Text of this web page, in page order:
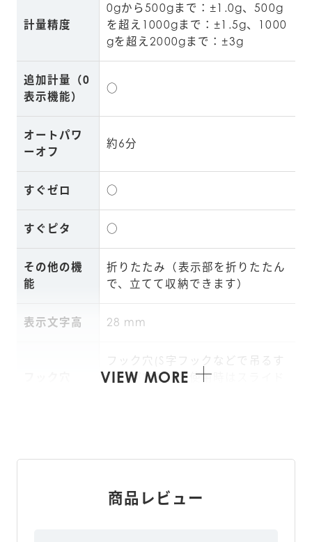
計量精度
0gから500gまで：±1.0g、500g
を超え1000gまで：±1.5g、1000
gを超え2000gまで：±3g
追加計量（0
表示機能）
○
オートパワ
ーオフ
約6分
すぐゼロ ○
すぐピタ ○
その他の機
能
折りたたみ（表示部を折りたたん
で、立てて収納できます）
表示文字高 28 mm
フック穴(S字フックなどで吊るす
ことができ、未使用時はスライド
○(透明カバーを取り外し、料金表
を交換できる)
VIEW MORE
商品レビュー